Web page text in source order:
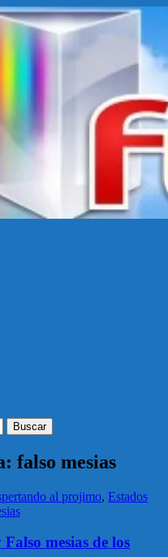
falso mesias
al projimo, Estados
mesias de los